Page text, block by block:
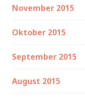
November 2015
Oktober 2015
September 2015
August 2015